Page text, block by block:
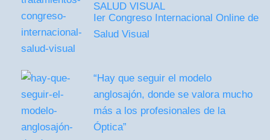
SALUD VISUAL
Ier Congreso Internacional Online de
Salud Visual
“Hay que seguir el modelo
anglosajón, donde se valora mucho
más a los profesionales de la
Óptica”